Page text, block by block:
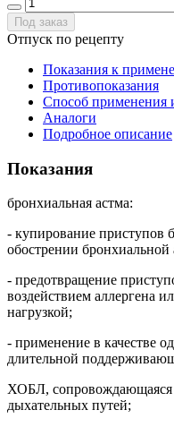
Под заказ
Отпуск по рецепту
Показания к
Противопоказания
Способ применения
Аналоги
Подробное описание
Показания
бронхиальная астма:
- купирование приступов
обострении бронхиальной
- предотвращение
воздействием аллергена
нагрузкой;
- применение в качестве
длительной
ХОБЛ, сопровождающаяся
дыхательных путей;